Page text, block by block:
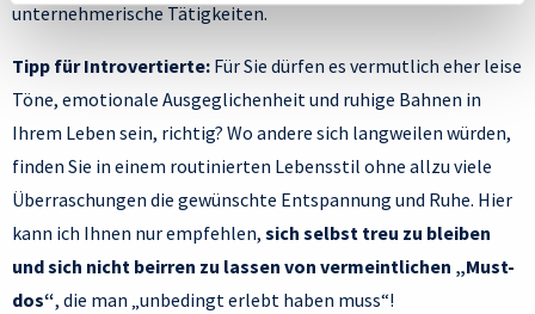
unternehmerische Tätigkeiten.
Tipp für Introvertierte: Für Sie dürfen es vermutlich eher leise
Töne, emotionale Ausgeglichenheit und ruhige Bahnen in
Ihrem Leben sein, richtig? Wo andere sich langweilen würden,
finden Sie in einem routinierten Lebensstil ohne allzu viele
Überraschungen die gewünschte Entspannung und Ruhe. Hier
kann ich Ihnen nur empfehlen, sich selbst treu zu bleiben
und sich nicht beirren zu lassen von vermeintlichen „Must-
dos“, die man „unbedingt erlebt haben muss“!